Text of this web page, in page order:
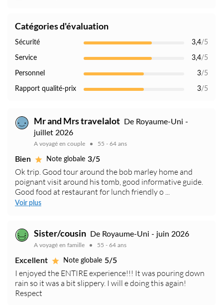
Catégories d'évaluation
Sécurité 3,4/5
Service 3,4/5
Personnel 3/5
Rapport qualité-prix 3/5
Mr and Mrs travelalot
De Royaume-Uni -
juillet 2026
A voyagé en couple 55 - 64 ans
Bien Note globale 3/5
Ok trip. Good tour around the bob marley home and
poignant visit around his tomb, good informative guide.
Good food at restaurant for lunch friendly o ...
Voir plus
Sister/cousin De Royaume-Uni - juin 2026
A voyagé en famille 55 - 64 ans
Excellent Note globale 5/5
I enjoyed the ENTIRE experience!!! It was pouring down
rain so it was a bit slippery. I will e doing this again!
Respect